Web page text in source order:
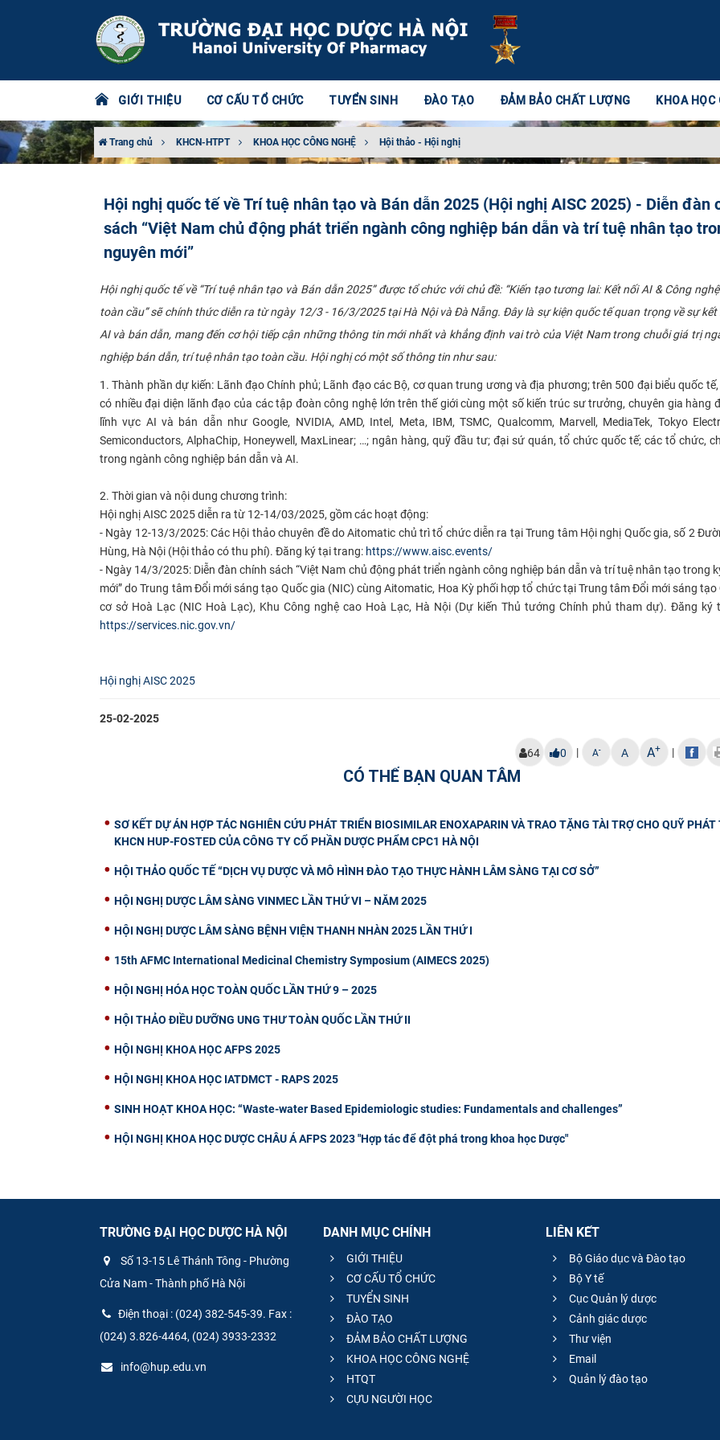
GIỚI THIỆU CƠ CẤU TỔ CHỨC TUYỂN SINH ĐÀO TẠO ĐẢM BẢO CHẤT LƯỢNG KHOA HỌC
Trang chủ KHCN-HTPT KHOA HỌC CÔNG NGHỆ Hội thảo - Hội nghị
Hội nghị quốc tế về Trí tuệ nhân tạo và Bán dẫn 2025 (Hội nghị AISC 2025) - Diễn đàn
sách “Việt Nam chủ động phát triển ngành công nghiệp bán dẫn và trí tuệ nhân tạo
nguyên mới”
Hội nghị quốc tế về “Trí tuệ nhân tạo và Bán dẫn 2025” được tổ chức với chủ đề: “Kiến tạo tương lai: Kết nối AI & Công
toàn cầu” sẽ chính thức diễn ra từ ngày 12/3 - 16/3/2025 tại Hà Nội và Đà Nẵng. Đây là sự kiện quốc tế quan trọng về sự
AI và bán dẫn, mang đến cơ hội tiếp cận những thông tin mới nhất và khẳng định vai trò của Việt Nam trong chuỗi giá trị
nghiệp bán dẫn, trí tuệ nhân tạo toàn cầu. Hội nghị có một số thông tin như sau:
1. Thành phần dự kiến: Lãnh đạo Chính phủ; Lãnh đạo các Bộ, cơ quan trung ương và địa phương; trên 500 đại biểu quốc
có nhiều đại diện lãnh đạo của các tập đoàn công nghệ lớn trên thế giới cùng một số kiến trúc sư trưởng, chuyên gia hàng
lĩnh vực AI và bán dẫn như Google, NVIDIA, AMD, Intel, Meta, IBM, TSMC, Qualcomm, Marvell, MediaTek, Tokyo
Semiconductors, AlphaChip, Honeywell, MaxLinear; …; ngân hàng, quỹ đầu tư; đại sứ quán, tổ chức quốc tế; các tổ chức,
trong ngành công nghiệp bán dẫn và AI.
2. Thời gian và nội dung chương trình:
Hội nghị AISC 2025 diễn ra từ 12-14/03/2025, gồm các hoạt động:
- Ngày 12-13/3/2025: Các Hội thảo chuyên đề do Aitomatic chủ trì tổ chức diễn ra tại Trung tâm Hội nghị Quốc gia, số 2
Hùng, Hà Nội (Hội thảo có thu phí). Đăng ký tại trang: https://www.aisc.events/
- Ngày 14/3/2025: Diễn đàn chính sách “Việt Nam chủ động phát triển ngành công nghiệp bán dẫn và trí tuệ nhân tạo trong
mới” do Trung tâm Đổi mới sáng tạo Quốc gia (NIC) cùng Aitomatic, Hoa Kỳ phối hợp tổ chức tại Trung tâm Đổi mới sáng tạo
cơ sở Hoà Lạc (NIC Hoà Lạc), Khu Công nghệ cao Hoà Lạc, Hà Nội (Dự kiến Thủ tướng Chính phủ tham dự). Đăng ký
https://services.nic.gov.vn/
Hội nghị AISC 2025
25-02-2025
64 0 | A- A A+ |
CÓ THỂ BẠN QUAN TÂM
SƠ KẾT DỰ ÁN HỢP TÁC NGHIÊN CỨU PHÁT TRIỂN BIOSIMILAR ENOXAPARIN VÀ TRAO TẶNG TÀI TRỢ CHO QUỸ PHÁT
KHCN HUP-FOSTED CỦA CÔNG TY CỔ PHẦN DƯỢC PHẨM CPC1 HÀ NỘI
HỘI THẢO QUỐC TẾ “DỊCH VỤ DƯỢC VÀ MÔ HÌNH ĐÀO TẠO THỰC HÀNH LÂM SÀNG TẠI CƠ SỞ”
HỘI NGHỊ DƯỢC LÂM SÀNG VINMEC LẦN THỨ VI – NĂM 2025
HỘI NGHỊ DƯỢC LÂM SÀNG BỆNH VIỆN THANH NHÀN 2025 LẦN THỨ I
15th AFMC International Medicinal Chemistry Symposium (AIMECS 2025)
HỘI NGHỊ HÓA HỌC TOÀN QUỐC LẦN THỨ 9 – 2025
HỘI THẢO ĐIỀU DƯỠNG UNG THƯ TOÀN QUỐC LẦN THỨ II
HỘI NGHỊ KHOA HỌC AFPS 2025
HỘI NGHỊ KHOA HỌC IATDMCT - RAPS 2025
SINH HOẠT KHOA HỌC: “Waste-water Based Epidemiologic studies: Fundamentals and challenges”
HỘI NGHỊ KHOA HỌC DƯỢC CHÂU Á AFPS 2023 "Hợp tác để đột phá trong khoa học Dược"
TRƯỜNG ĐẠI HỌC DƯỢC HÀ NỘI
Số 13-15 Lê Thánh Tông - Phường
Cửa Nam - Thành phố Hà Nội
Điện thoại : (024) 382-545-39. Fax :
(024) 3.826-4464, (024) 3933-2332
info@hup.edu.vn
DANH MỤC CHÍNH
GIỚI THIỆU
CƠ CẤU TỔ CHỨC
TUYỂN SINH
ĐÀO TẠO
ĐẢM BẢO CHẤT LƯỢNG
KHOA HỌC CÔNG NGHỆ
HTQT
CỰU NGƯỜI HỌC
LIÊN KẾT
Bộ Giáo dục và Đào tạo
Bộ Y tế
Cục Quản lý dược
Cảnh giác dược
Thư viện
Email
Quản lý đào tạo